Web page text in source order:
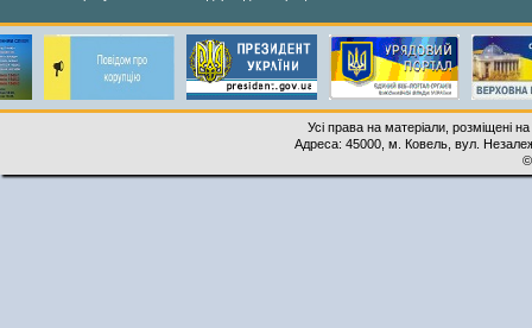
Усі права на матеріали, розміщені
Адреса: 45000, м. Ковель, вул.